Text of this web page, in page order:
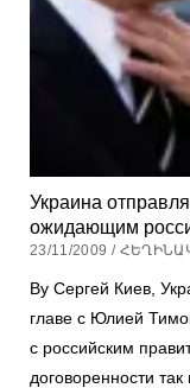
Украина
ожидающим
23/11/2009 /
By Сергей Киев,
главе с Юлией
с российским
договоренности так